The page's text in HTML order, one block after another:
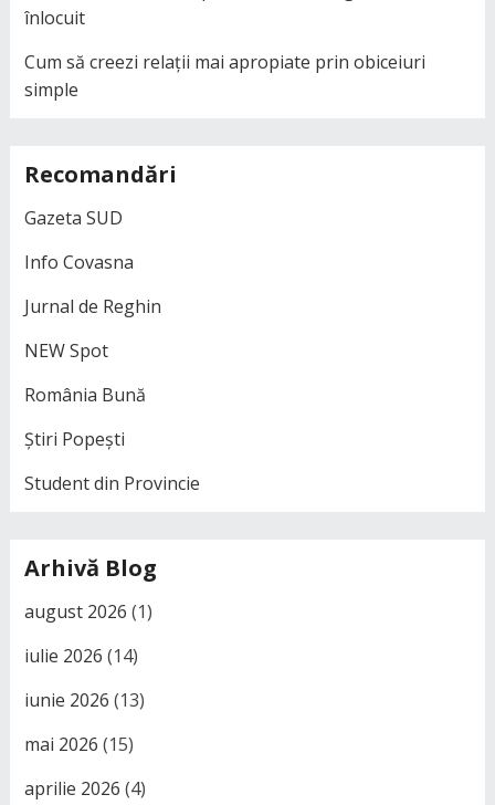
înlocuit
Cum să creezi relații mai apropiate prin obiceiuri
simple
Recomandări
Gazeta SUD
Info Covasna
Jurnal de Reghin
NEW Spot
România Bună
Știri Popești
Student din Provincie
Arhivă Blog
august 2026 (1)
iulie 2026 (14)
iunie 2026 (13)
mai 2026 (15)
aprilie 2026 (4)